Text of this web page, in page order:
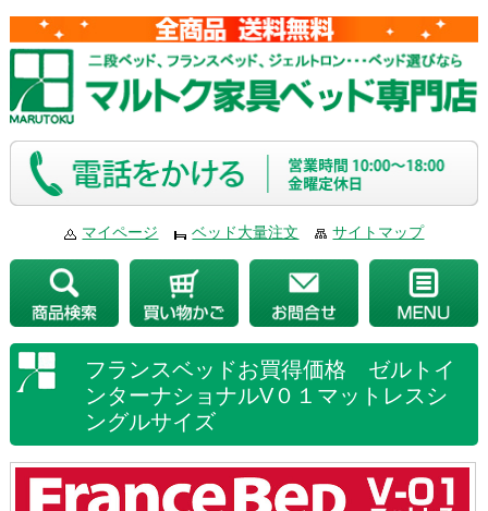
マイページ ベッド大量注文 サイトマップ
フランスベッドお買得価格 ゼルトイ
ンターナショナルV０１マットレスシ
ングルサイズ